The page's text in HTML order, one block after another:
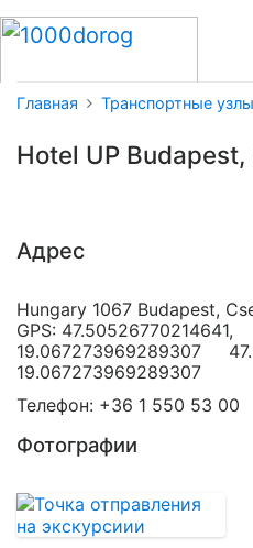
Главная Транспортные узлы
Hotel UP Budapest,
Адрес
Hungary 1067 Budapest,
GPS: 47.50526770214641,
19.067273969289307
19.067273969289307
Телефон: +36 1 550 53 00
Фотографии